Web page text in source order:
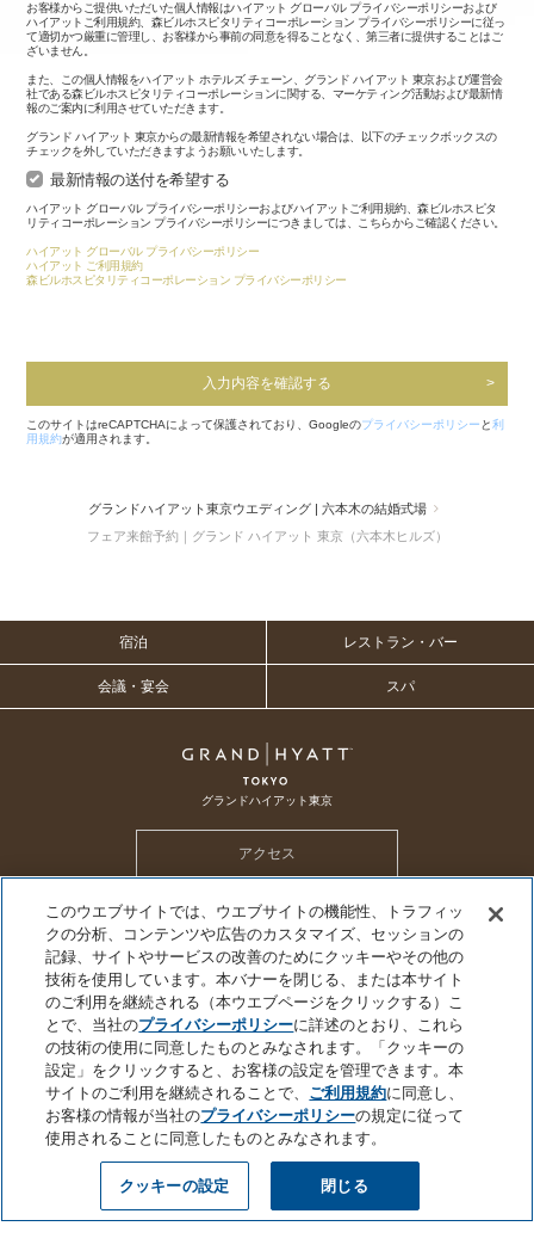
お客様からご提供いただいた個人情報はハイアット グローバル プライバシーポリシーおよび
ハイアットご利用規約、森ビルホスピタリティコーポレーション プライバシーポリシーに従っ
て適切かつ厳重に管理し、お客様から事前の同意を得ることなく、第三者に提供することはご
ざいません。
また、この個人情報をハイアット ホテルズ チェーン、グランド ハイアット 東京および運営会
社である森ビルホスピタリティコーポレーションに関する、マーケティング活動および最新情
報のご案内に利用させていただきます。
グランド ハイアット 東京からの最新情報を希望されない場合は、以下のチェックボックスの
チェックを外していただきますようお願いいたします。
最新情報の送付を希望する
ハイアット グローバル プライバシーポリシーおよびハイアットご利用規約、森ビルホスピタ
リティコーポレーション プライバシーポリシーにつきましては、こちらからご確認ください。
ハイアット グローバル プライバシーポリシー
ハイアット ご利用規約
森ビルホスピタリティコーポレーション プライバシーポリシー
入力内容を確認する
このサイトはreCAPTCHAによって保護されており、Googleのプライバシーポリシーと利
用規約が適用されます。
グランドハイアット東京ウエディング | 六本木の結婚式場
フェア来館予約｜グランド ハイアット 東京（六本木ヒルズ）
宿泊 レストラン・バー
会議・宴会 スパ
グランドハイアット東京
アクセス
ホテル トップ メールマガジン 採用情報 CSR SDGs
ハイアット グローバル プライバシーポリシー クッキーセンター
個人情報を販売または共有しないでください プライバシーポリシー 会社概要
サイトのご利用について サイトマップ
©2026 Hyatt Corporation
このウエブサイトでは、ウエブサイトの機能性、トラフィッ
クの分析、コンテンツや広告のカスタマイズ、セッションの
記録、サイトやサービスの改善のためにクッキーやその他の
技術を使用しています。本バナーを閉じる、または本サイト
のご利用を継続される（本ウエブページをクリックする）こ
とで、当社のプライバシーポリシーに詳述のとおり、これら
の技術の使用に同意したものとみなされます。「クッキーの
設定」をクリックすると、お客様の設定を管理できます。本
サイトのご利用を継続されることで、 ご利用規約に同意し、
お客様の情報が当社のプライバシーポリシーの規定に従って
使用されることに同意したものとみなされます。
クッキーの設定 閉じる